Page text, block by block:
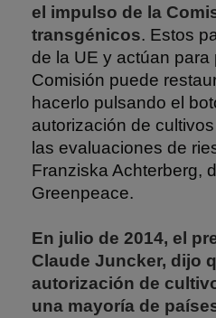
el impulso de la
transgénicos. Estos
de la UE y actúan
Comisión puede
hacerlo pulsando el
autorización de
las evaluaciones de
Franziska Achterberg,
Greenpeace.
En julio de 2014, el
Claude Juncker, dijo
autorización de
una mayoría de